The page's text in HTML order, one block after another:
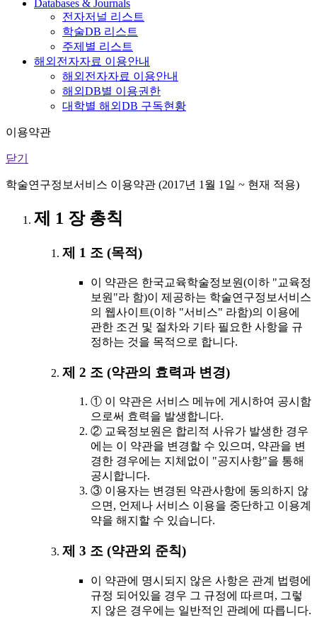
Databases & Journals
전자저널 리스트
학술DB 리스트
주제별 리스트
해외전자자료 이용안내
해외전자자료 이용안내
해외DB별 이용권한
대학별 해외DB 구독현황
이용약관
닫기
학술연구정보서비스 이용약관 (2017년 1월 1일 ~ 현재 적용)
제 1 장 총칙
제 1 조 (목적)
이 약관은 한국교육학술정보원(이하 "교육정
보원"라 함)이 제공하는 학술연구정보서비스
의 웹사이트(이하 "서비스" 라함)의 이용에
관한 조건 및 절차와 기타 필요한 사항을 규
정하는 것을 목적으로 합니다.
제 2 조 (약관의 효력과 변경)
① 이 약관은 서비스 메뉴에 게시하여 공시함
으로써 효력을 발생합니다.
② 교육정보원은 합리적 사유가 발생한 경우
에는 이 약관을 변경할 수 있으며, 약관을 변
경한 경우에는 지체없이 "공지사항"을 통해
공시합니다.
③ 이용자는 변경된 약관사항에 동의하지 않
으면, 언제나 서비스 이용을 중단하고 이용계
약을 해지할 수 있습니다.
제 3 조 (약관외 준칙)
이 약관에 명시되지 않은 사항은 관계 법령에
규정 되어있을 경우 그 규정에 따르며, 그렇
지 않은 경우에는 일반적인 관례에 따릅니다.